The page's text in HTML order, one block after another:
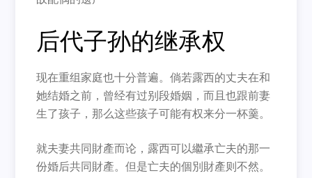
后代子孙的继承权
现在重组家庭也十分普遍。倘若露西的丈夫在和
她结婚之前，曾经有过别段婚姻，而且也跟前妻
生了孩子，那么这些孩子可能有权来分一杯羹。
就夫妻共同財產而论，露西可以繼承亡夫的那一
份婚后共同財產。但是亡夫的個別財產则不然。